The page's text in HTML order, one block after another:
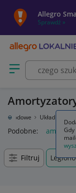
Allegro
Sprawdź »
Otwórz menu z
Układ
Podobne:
Filtruj